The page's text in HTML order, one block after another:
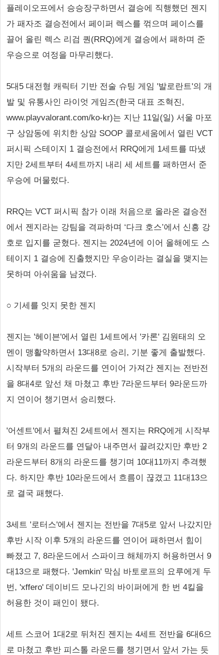
플레이오프에서 승승장구하면서 결승에 직행했던 젠지
가 패자조 결승전에서 페이퍼 렉스를 꺾으며 페이스를
끌어 올린 렉스 리검 퀀(RRQ)에게 결승에서 패하며 준
우승으로 여정을 마무리했다.
5대5 대전형 캐릭터 기반 전술 슈팅 게임 '발로란트'의 개
발 및 유통사인 라이엇 게임즈(한국 대표 조혁진,
www.playvalorant.com/ko-kr)는 지난 11일(일) 서울 마포
구 상암동에 위치한 상암 SOOP 콜로세움에서 열린 VCT
퍼시픽 스테이지 1 결승전에서 RRQ에게 1세트를 따냈
지만 2세트부터 4세트까지 내리 세 세트를 패하면서 준
우승에 머물렀다.
RRQ는 VCT 퍼시픽 참가 이래 처음으로 올라온 결승전
에서 젠지라는 강팀을 격파하며 ‘다크 호스’에서 신흥 강
호로 입지를 굳혔다. 젠지는 2024년에 이어 올해에도 스
테이지 1 결승에 진출했지만 우승이라는 결실을 맺지는
못하며 아쉬움을 남겼다.
○ 기세를 잇지 못한 젠지
젠지는 '헤이븐'에서 열린 1세트에서 '카론' 김원태의 오
멘이 맹활약하면서 13대8로 승리, 기분 좋게 출발했다.
시작부터 5개의 라운드를 연이어 가져간 젠지는 전반전
을 8대4로 앞선 채 마쳤고 후반 7라운드부터 9라운드까
지 연이어 챙기면서 승리했다.
'어센트'에서 펼쳐진 2세트에서 젠지는 RRQ에게 시작부
터 9개의 라운드를 연달아 내주면서 끌려갔지만 후반 2
라운드부터 8개의 라운드를 챙기며 10대11까지 추격했
다. 하지만 후반 10라운드에서 흐름이 끊겼고 11대13으
로 결국 패했다.
3세트 '로터스'에서 젠지는 전반을 7대5로 앞서 나갔지만
후반 시작 이후 5개의 라운드를 연이어 패하면서 힘이
빠졌고 7, 8라운드에서 스파이크 해체까지 허용하면서 9
대13으로 패했다. 'Jemkin' 막심 바토로프의 요루에게 두
번, 'xffero' 데이비드 모나긴의 바이퍼에게 한 번 4킬을
허용한 것이 패인이 됐다.
세트 스코어 1대2로 뒤처진 젠지는 4세트 전반을 6대6으
로 마쳤고 후반 피스톨 라운드를 챙기면서 앞서 가는 듯